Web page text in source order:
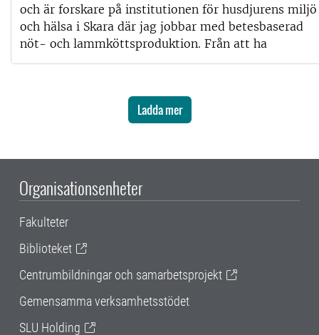
och är forskare på institutionen för husdjurens miljö
och hälsa i Skara där jag jobbar med betesbaserad
nöt- och lammköttsproduktion. Från att ha
Ladda mer
Organisationsenheter
Fakulteter
Biblioteket
Centrumbildningar och samarbetsprojekt
Gemensamma verksamhetsstödet
SLU Holding